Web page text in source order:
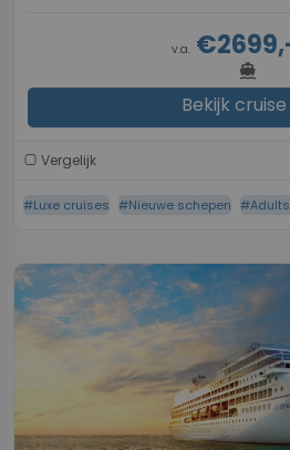
v.a.
directions_boat
Bekijk cruise
Vergelijk
#Luxe cruises #Nieuwe schepen